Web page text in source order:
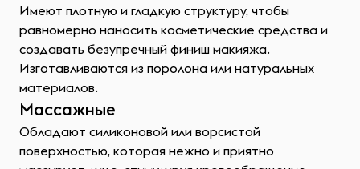
Имеют плотную и гладкую структуру, чтобы
равномерно наносить косметические средства и
создавать безупречный финиш макияжа.
Изготавливаются из поролона или натуральных
материалов.
Массажные
Обладают силиконовой или ворсистой
поверхностью, которая нежно и приятно